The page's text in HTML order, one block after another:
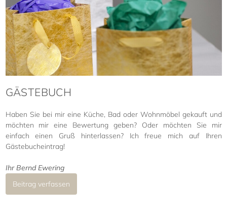
GÄSTEBUCH
Haben Sie bei mir eine Küche, Bad oder Wohnmöbel gekauft und
möchten mir eine Bewertung geben? Oder möchten Sie mir
einfach einen Gruß hinterlassen? Ich freue mich auf Ihren
Gästebucheintrag!
Ihr Bernd Ewering
Beitrag verfassen